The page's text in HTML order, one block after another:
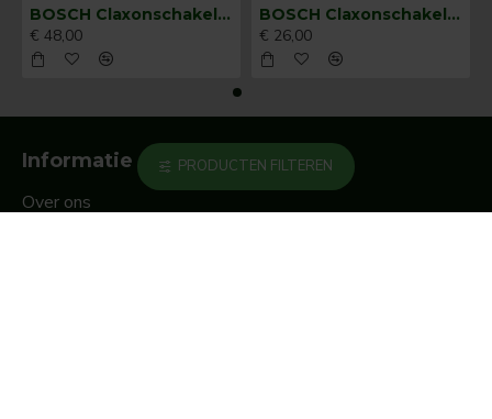
BOSCH Claxonschakelaar opbouw ⌀ 35 mm 0343013001
€ 48,00
BOSCH Claxonschakelaar opbouw ⌀26 mm 0343007001
€ 26,00
Informatie
Over ons
PRODUCTEN FILTEREN